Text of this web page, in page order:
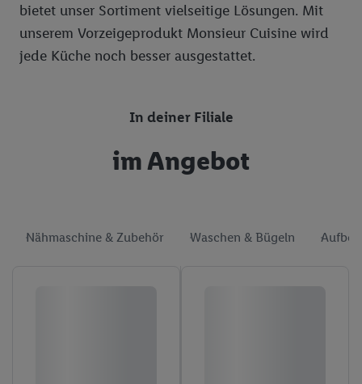
bietet unser Sortiment vielseitige Lösungen. Mit
unserem Vorzeigeprodukt Monsieur Cuisine wird
jede Küche noch besser ausgestattet.
In deiner Filiale
im Angebot
Nähmaschine & Zubehör Waschen & Bügeln